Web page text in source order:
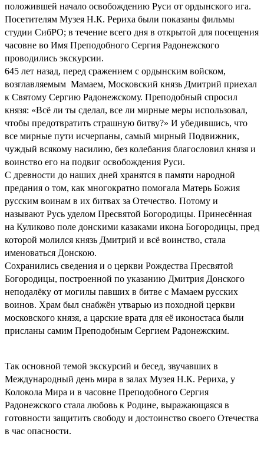
положившей начало освобождению Руси от ордынского ига.
Посетителям Музея Н.К. Рериха были показаны фильмы
студии СибРО; в течение всего дня в открытой для посещения
часовне во Имя Преподобного Сергия Радонежского
проводились экскурсии.
645 лет назад, перед сражением с ордынским войском,
возглавляемым Мамаем, Московский князь Дмитрий приехал
к Святому Сергию Радонежскому. Преподобный спросил
князя: «Всё ли ты сделал, все ли мирные меры использовал,
чтобы предотвратить страшную битву?» И убедившись, что
все мирные пути исчерпаны, самый мирный Подвижник,
чуждый всякому насилию, без колебания благословил князя и
воинство его на подвиг освобождения Руси.
С древности до наших дней хранятся в памяти народной
предания о том, как многократно помогала Матерь Божия
русским воинам в их битвах за Отечество. Потому и
называют Русь уделом Пресвятой Богородицы. Принесённая
на Куликово поле донскими казаками икона Богородицы, пред
которой молился князь Дмитрий и всё воинство, стала
именоваться Донскою.
Сохранились сведения и о церкви Рождества Пресвятой
Богородицы, построенной по указанию Дмитрия Донского
неподалёку от могилы павших в битве с Мамаем русских
воинов. Храм был снабжён утварью из походной церкви
московского князя, а царские врата для её иконостаса были
присланы самим Преподобным Сергием Радонежским.
Так основной темой экскурсий и бесед, звучавших в
Международный день мира в залах Музея Н.К. Рериха, у
Колокола Мира и в часовне Преподобного Сергия
Радонежского стала любовь к Родине, выражающаяся в
готовности защитить свободу и достоинство своего Отечества
в час опасности.